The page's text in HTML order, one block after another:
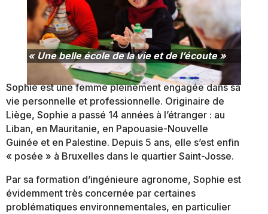
« Une belle école de la vie et de l’écoute »
Sophie est une femme pleinement engagée dans sa
vie personnelle et professionnelle. Originaire de
Liège, Sophie a passé 14 années à l’étranger : au
Liban, en Mauritanie, en Papouasie-Nouvelle
Guinée et en Palestine. Depuis 5 ans, elle s’est enfin
« posée » à Bruxelles dans le quartier Saint-Josse.
Par sa formation d’ingénieure agronome, Sophie est
évidemment très concernée par certaines
problématiques environnementales, en particulier